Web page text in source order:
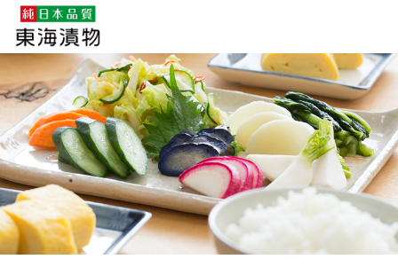
企業・採用情報 社会貢献 品質保証